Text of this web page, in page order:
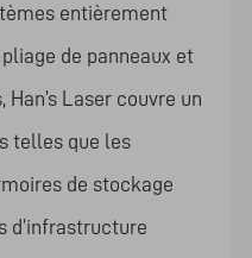
entièrement
de panneaux et
Laser couvre un
telles que les
de stockage
d’infrastructure